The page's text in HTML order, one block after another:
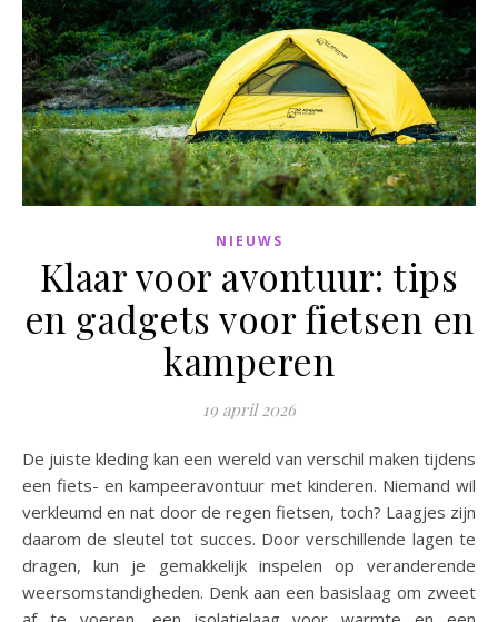
NIEUWS
Klaar voor avontuur: tips
en gadgets voor fietsen en
kamperen
19 april 2026
De juiste kleding kan een wereld van verschil maken tijdens
een fiets- en kampeeravontuur met kinderen. Niemand wil
verkleumd en nat door de regen fietsen, toch? Laagjes zijn
daarom de sleutel tot succes. Door verschillende lagen te
dragen, kun je gemakkelijk inspelen op veranderende
weersomstandigheden. Denk aan een basislaag om zweet